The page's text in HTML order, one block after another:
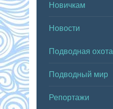
Новичкам
Новости
Подводная охота
Подводный мир
Репортажи